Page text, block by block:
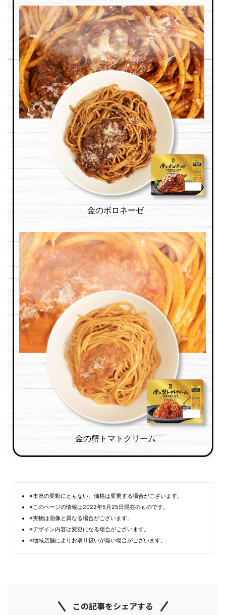
金のボロネーゼ
金の蟹トマトクリーム
※市況の変動にともない、価格は変更する場合がございます。
※このページの情報は2022年5月25日現在のものです。
※実物は画像と異なる場合がございます。
※デザイン内容は変更になる場合がございます。
※地域店舗によりお取り扱いが無い場合がございます。
この記事をシェアする